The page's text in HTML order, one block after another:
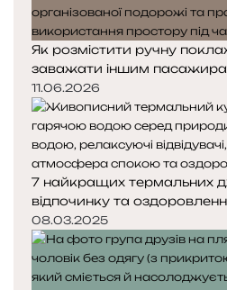
Як розмістити ручну
заважати іншим
11.06.2026
7 найкращих термальних
відпочинку та
08.03.2025